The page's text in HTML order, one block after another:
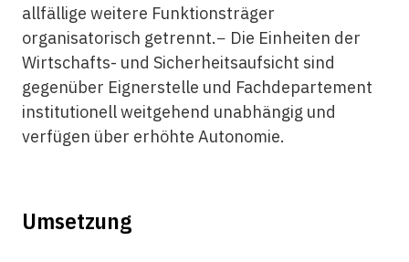
allfällige weitere Funktionsträger
organisatorisch getrennt.− Die Einheiten der
Wirtschafts- und Sicherheitsaufsicht sind
gegenüber Eignerstelle und Fachdepartement
institutionell weitgehend unabhängig und
verfügen über erhöhte Autonomie.
Umsetzung